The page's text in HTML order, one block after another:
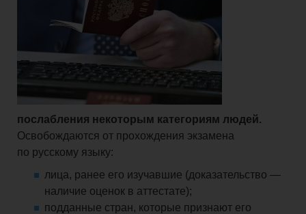
послабления некоторым категориям людей.
Освобождаются от прохождения экзамена
по русскому языку:
лица, ранее его изучавшие (доказательство —
наличие оценок в аттестате);
подданные стран, которые признают его